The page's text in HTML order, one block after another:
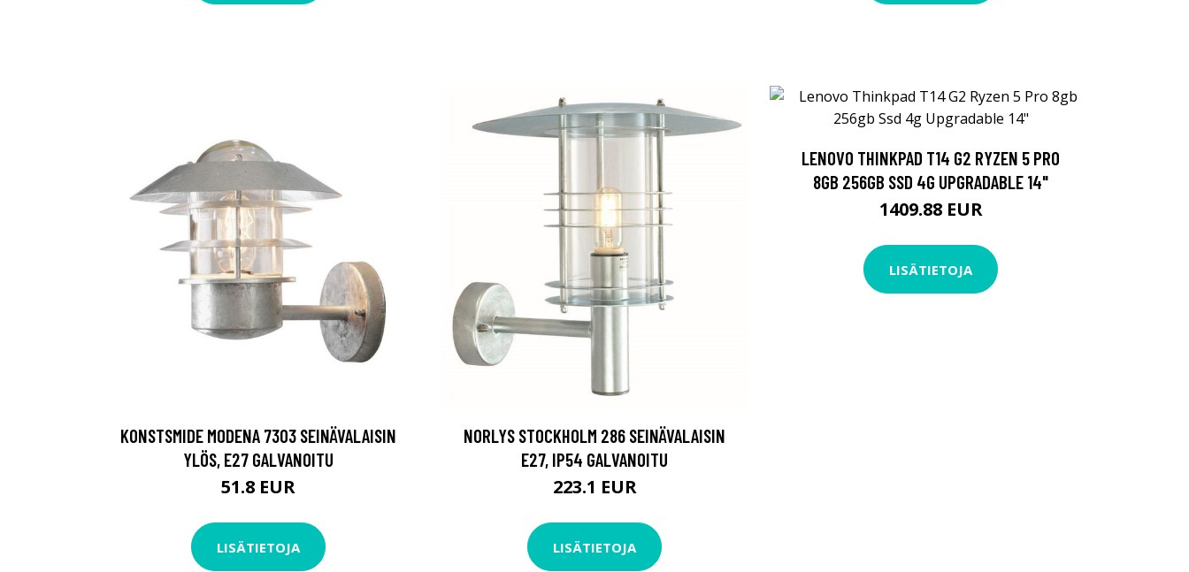
KONSTSMIDE MODENA 7303 SEINÄVALAISIN
YLÖS, E27 GALVANOITU
51.8 EUR
LISÄTIETOJA
NORLYS STOCKHOLM 286 SEINÄVALAISIN
E27, IP54 GALVANOITU
223.1 EUR
LISÄTIETOJA
LENOVO THINKPAD T14 G2 RYZEN 5 PRO
8GB 256GB SSD 4G UPGRADABLE 14"
1409.88 EUR
LISÄTIETOJA